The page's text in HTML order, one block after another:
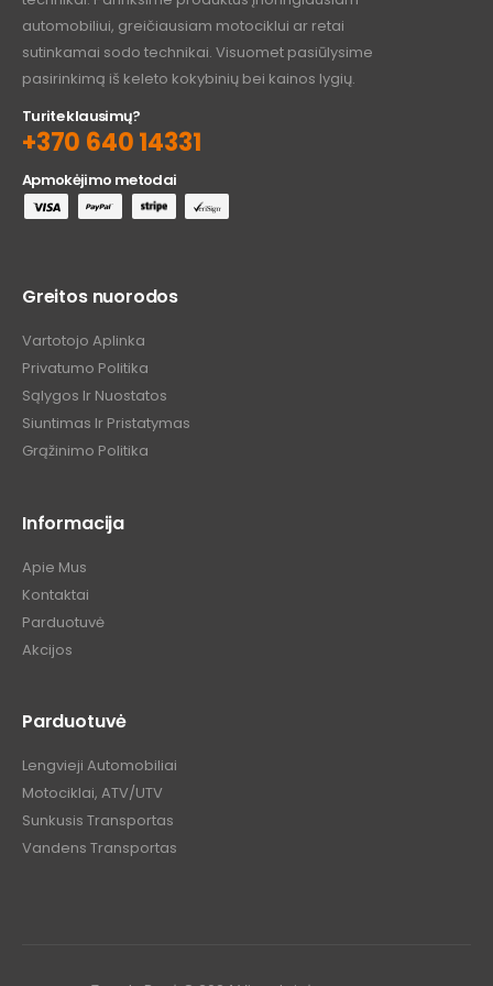
automobiliui, greičiausiam motociklui ar retai
sutinkamai sodo technikai. Visuomet pasiūlysime
pasirinkimą iš keleto kokybinių bei kainos lygių.
Turite klausimų?
+370 640 14331
Apmokėjimo metodai
Greitos nuorodos
Vartotojo Aplinka
Privatumo Politika
Sąlygos Ir Nuostatos
Siuntimas Ir Pristatymas
Grąžinimo Politika
Informacija
Apie Mus
Kontaktai
Parduotuvė
Akcijos
Parduotuvė
Lengvieji Automobiliai
Motociklai, ATV/UTV
Sunkusis Transportas
Vandens Transportas